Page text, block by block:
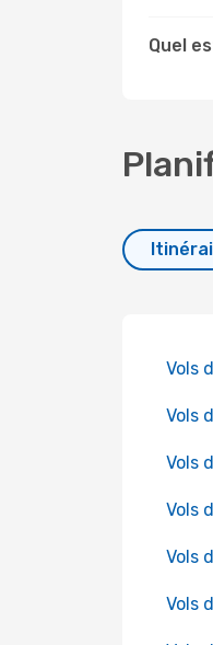
Quel
Vols
Vols
Vols
Vols
Vols
Vols